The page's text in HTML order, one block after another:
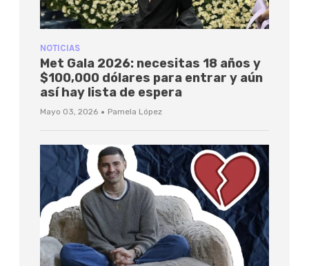
NOTICIAS
Met Gala 2026: necesitas 18 años y
$100,000 dólares para entrar y aún
así hay lista de espera
Mayo 03, 2026 · Pamela López